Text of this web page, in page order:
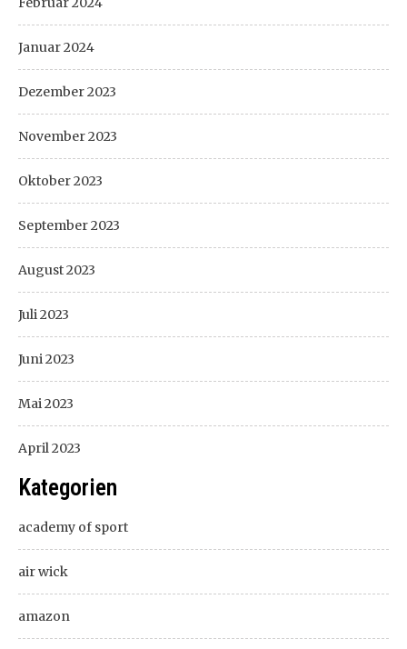
Januar 2024
Dezember 2023
November 2023
Oktober 2023
September 2023
August 2023
Juli 2023
Juni 2023
Mai 2023
April 2023
Kategorien
academy of sport
air wick
amazon